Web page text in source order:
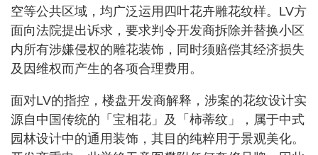
空等公共区域，均广泛运用四叶花卉雕花纹样。LV方
面向法院提出诉求，要求判令开发商拆除并替换小区
内所有涉嫌侵权的雕花装饰，同时须赔偿其经济损失
及因维权而产生的各项合理费用。
面对LV的指控，楼盘开发商解释，涉案的花纹设计实
源自中国传统的「宝相花」及「柿蒂纹」，属于中式
园林设计中的通用装饰，其目的纯粹用于景观美化。